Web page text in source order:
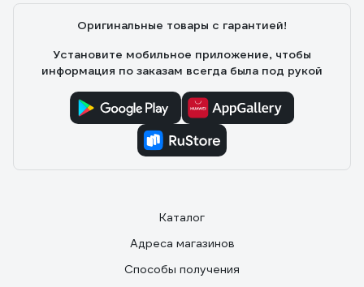
Оригинальные товары с гарантией!
Установите мобильное приложение, чтобы
информация по заказам всегда была под рукой
Каталог
Адреса магазинов
Способы получения